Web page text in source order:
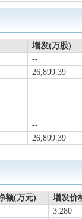
增发(万股)
--
26,899.39
--
--
--
--
26,899.39
额(万元)
增发价
3.280